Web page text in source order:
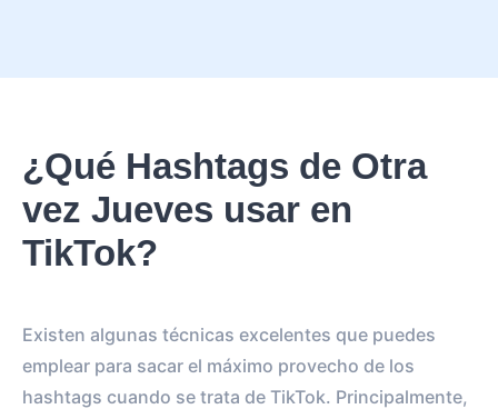
¿Qué Hashtags de Otra
vez Jueves usar en
TikTok?
Existen algunas técnicas excelentes que puedes
emplear para sacar el máximo provecho de los
hashtags cuando se trata de TikTok. Principalmente,